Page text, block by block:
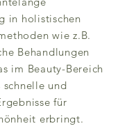
in holistischen
wie z.B.
Behandlungen
im Beauty-Bereich
und
für
erbringt.